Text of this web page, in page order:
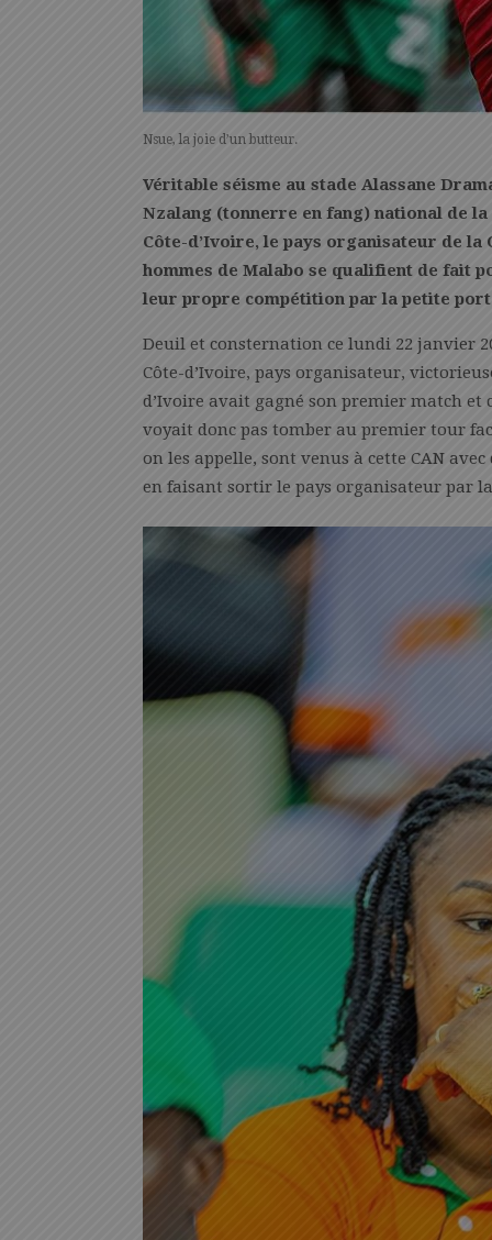
Nsue, la joie d’un butteur.
Véritable séisme au stade Alassane
Nzalang (tonnerre en fang) national de
Côte-d’Ivoire, le pays organisateur de la
hommes de Malabo se qualifient de fait
leur propre compétition par la petite
Deuil et consternation ce lundi 22 janvier
Côte-d’Ivoire, pays organisateur,
d’Ivoire avait gagné son premier match et
voyait donc pas tomber au premier tour
on les appelle, sont venus à cette CAN
en faisant sortir le pays organisateur par